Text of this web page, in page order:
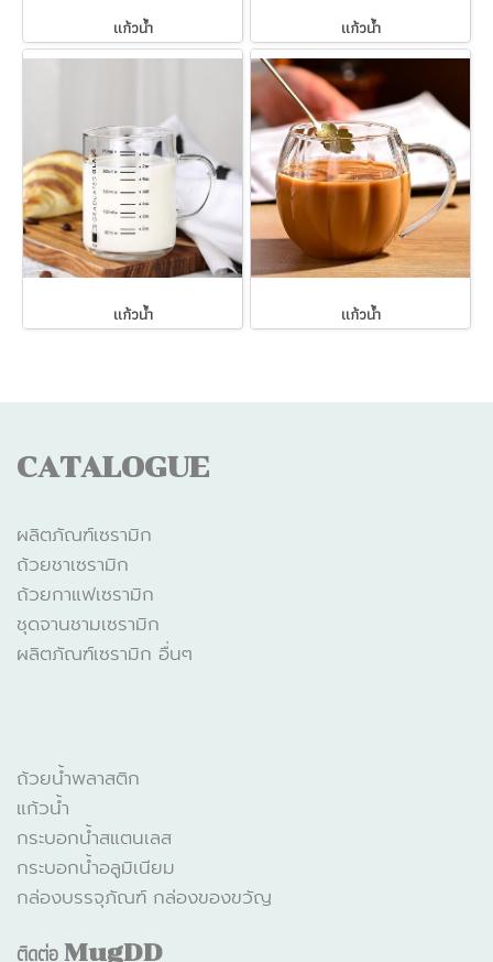
แก้วน้ำ แก้วน้ำ
แก้วน้ำ แก้วน้ำ
CATALOGUE
ผลิตภัณฑ์เซรามิก
ถ้วยชาเซรามิก
ถ้วยกาแฟเซรามิก
ชุดจานชามเซรามิก
ผลิตภัณฑ์เซรามิก อื่นๆ
ถ้วยน้ำพลาสติก
แก้วน้ำ
กระบอกน้ำสแตนเลส
กระบอกน้ำอลูมิเนียม
กล่องบรรจุภัณฑ์ กล่องของขวัญ
ติดต่อMugDD